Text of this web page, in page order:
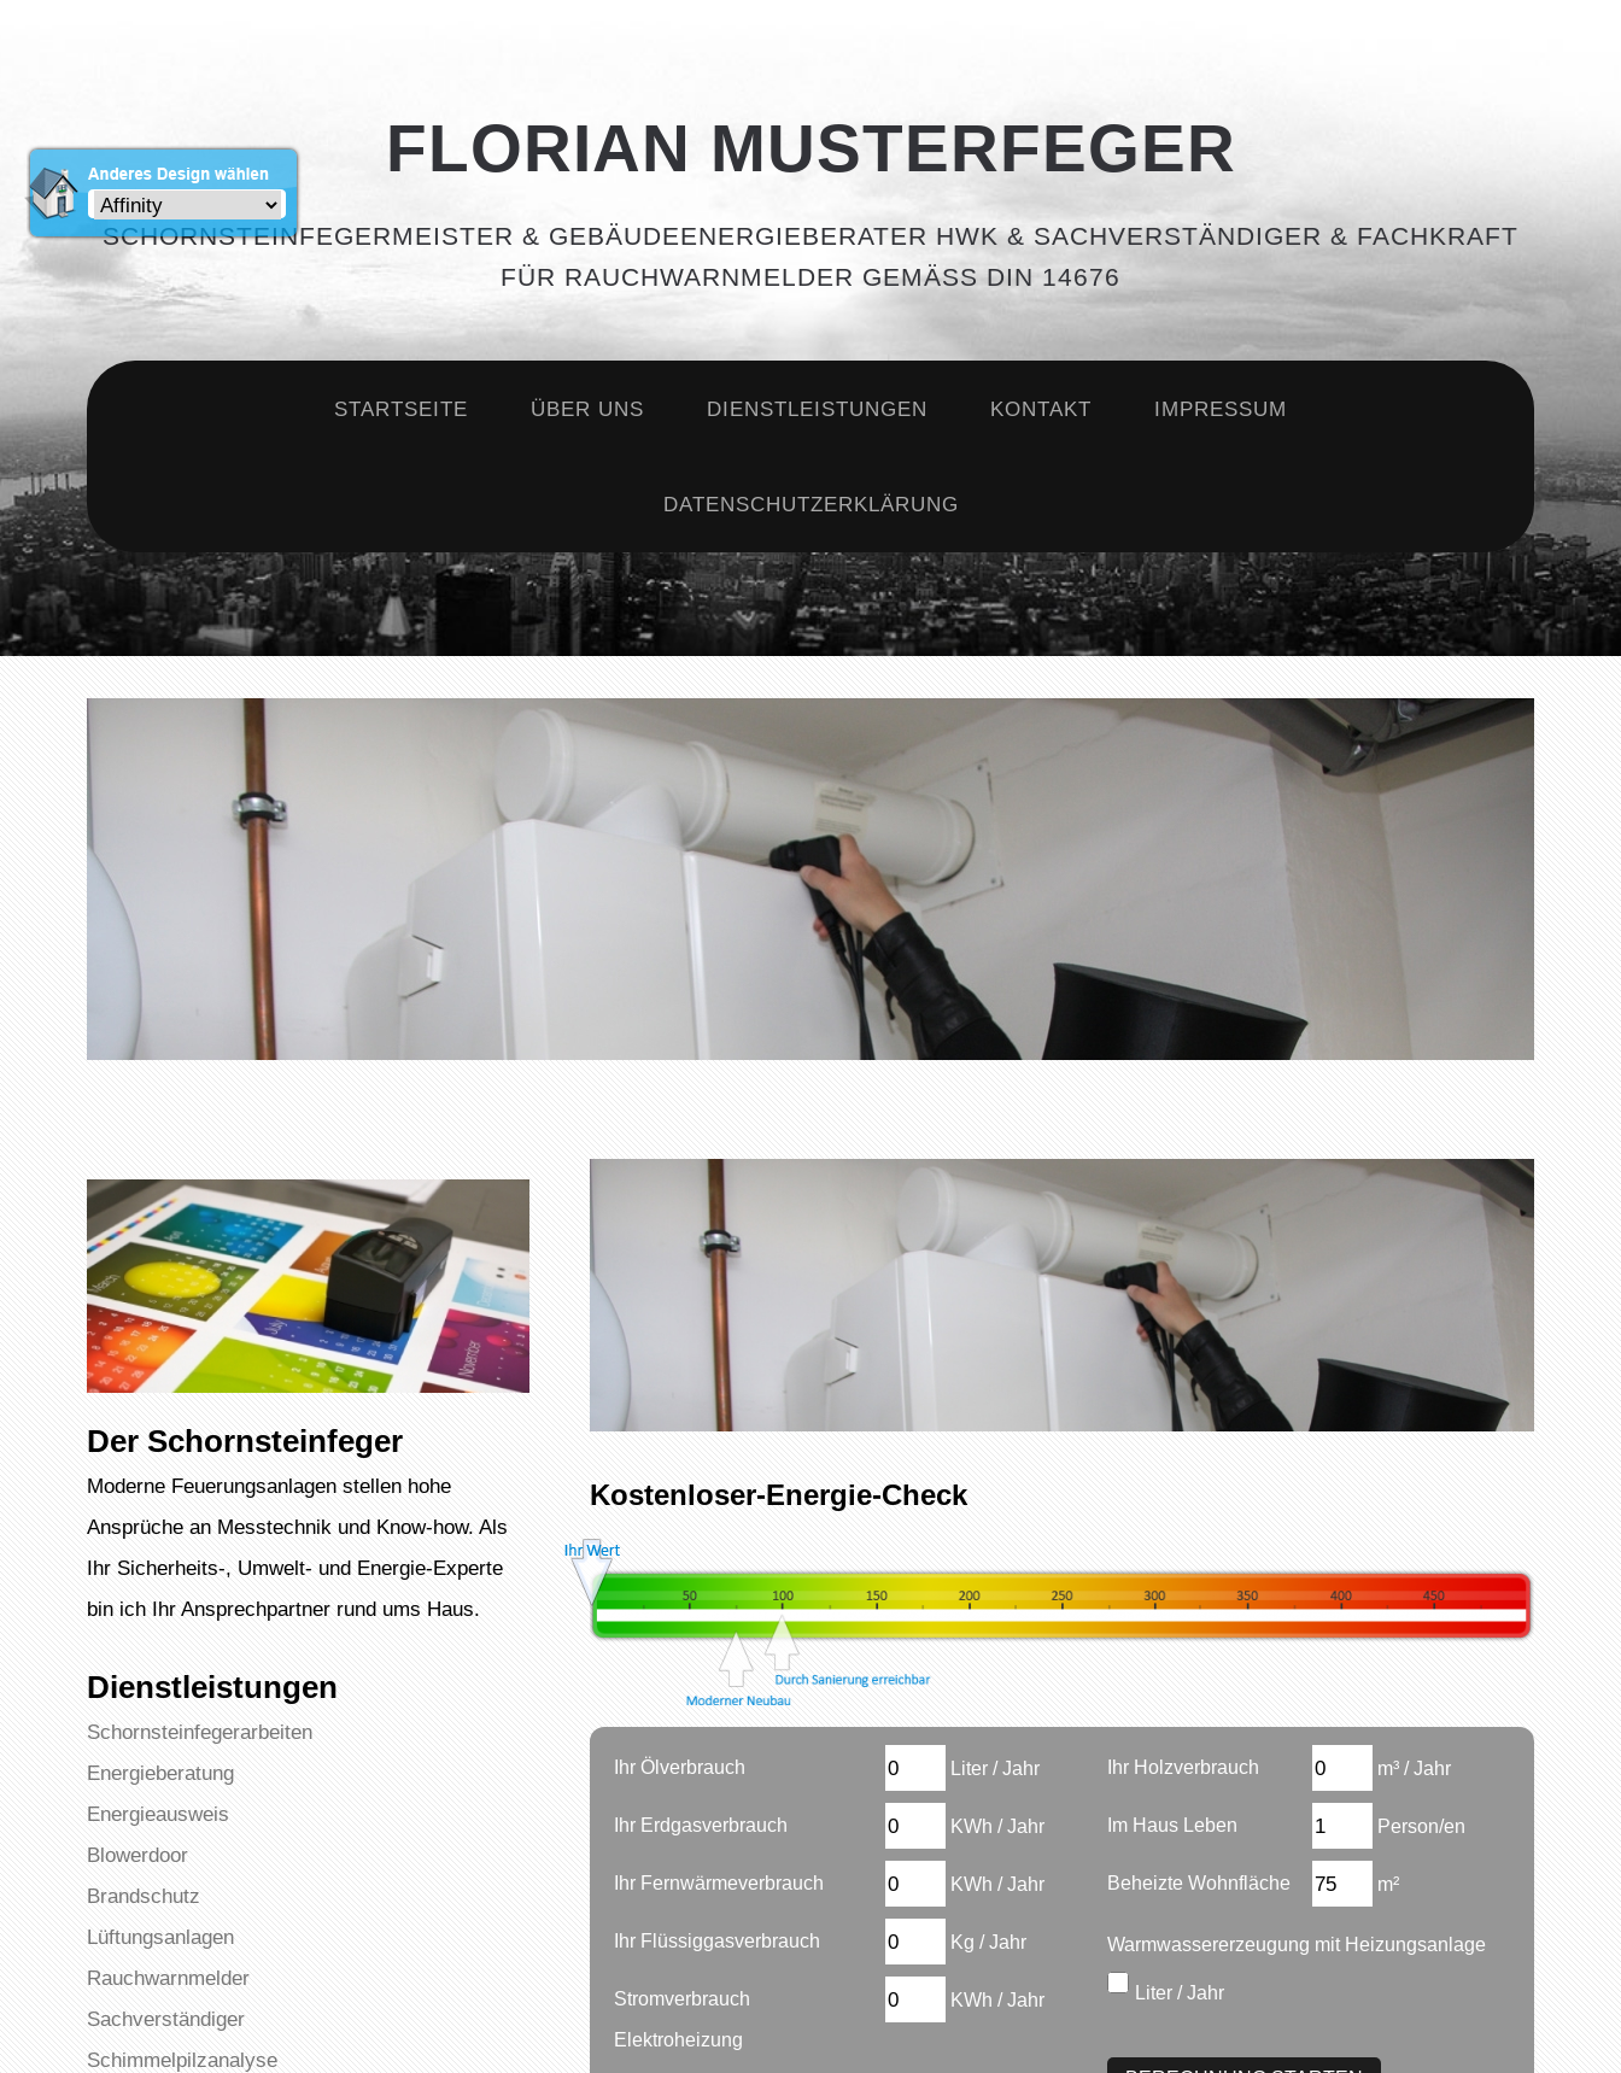
FLORIAN MUSTERFEGER
SCHORNSTEINFEGERMEISTER & GEBÄUDEENERGIEBERATER HWK & SACHVERSTÄNDIGER & FACHKRAFT
FÜR RAUCHWARNMELDER GEMÄSS DIN 14676
STARTSEITE ÜBER UNS DIENSTLEISTUNGEN KONTAKT IMPRESSUM
DATENSCHUTZERKLÄRUNG
Der Schornsteinfeger
Moderne Feuerungsanlagen stellen hohe
Ansprüche an Messtechnik und Know-how. Als
Ihr Sicherheits-, Umwelt- und Energie-Experte
bin ich Ihr Ansprechpartner rund ums Haus.
Dienstleistungen
Schornsteinfegerarbeiten
Energieberatung
Energieausweis
Blowerdoor
Brandschutz
Lüftungsanlagen
Rauchwarnmelder
Sachverständiger
Schimmelpilzanalyse
Kostenloser-Energie-Check
Ihr Ölverbrauch Liter / Jahr
Ihr Erdgasverbrauch KWh / Jahr
Ihr Fernwärmeverbrauch KWh / Jahr
Ihr Flüssiggasverbrauch Kg / Jahr
Stromverbrauch
Elektroheizung
KWh / Jahr
Ihr Holzverbrauch m³ / Jahr
Im Haus Leben Person/en
Beheizte Wohnfläche m²
Warmwassererzeugung mit Heizungsanlage
Liter / Jahr